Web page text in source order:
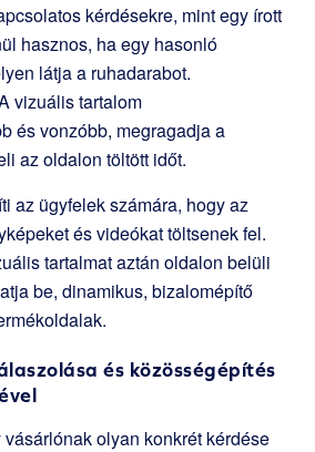
kérdésekre, mint egy írott
hasznos, ha egy hasonló
látja a ruhadarabot.
vizuális tartalom
és vonzóbb, megragadja a
az oldalon töltött időt.
az ügyfelek számára, hogy az
és videókat töltsenek fel.
tartalmat aztán oldalon belüli
be, dinamikus, bizalomépítő
és közösségépítés
olyan konkrét kérdése